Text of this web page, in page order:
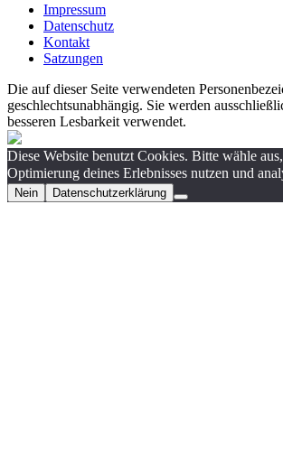
Impressum
Datenschutz
Kontakt
Satzungen
Die auf dieser Seite verwendeten
geschlechtsunabhängig. Sie werden
besseren Lesbarkeit verwendet.
Diese Website benutzt Cookies. Bitte wähle
Optimierung deines Erlebnisses nutzen und
Nein
Datenschutzerklärung